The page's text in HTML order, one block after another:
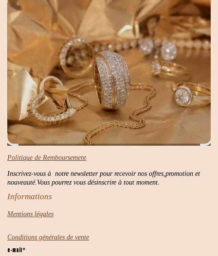
Politique de Remboursement
Inscrivez-vous à notre newsletter pour recevoir nos offres,promotion et
nouveauté.Vous pourrez vous désinscrire à tout moment.
Informations
Mentions légales
Conditions générales de vente
e-mail *